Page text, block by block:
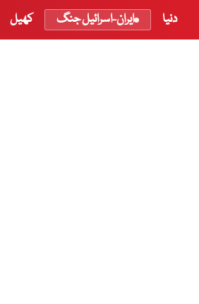
دنیا ایران-اسرائیل جنگ کھیل